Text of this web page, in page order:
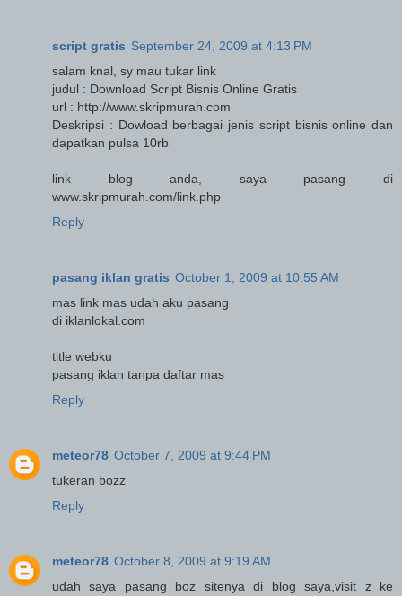
script gratis September 24, 2009 at 4:13 PM
salam knal, sy mau tukar link
judul : Download Script Bisnis Online Gratis
url : http://www.skripmurah.com
Deskripsi : Dowload berbagai jenis script bisnis online dan
dapatkan pulsa 10rb
link blog anda, saya pasang di
www.skripmurah.com/link.php
Reply
pasang iklan gratis October 1, 2009 at 10:55 AM
mas link mas udah aku pasang
di iklanlokal.com
title webku
pasang iklan tanpa daftar mas
Reply
meteor78 October 7, 2009 at 9:44 PM
tukeran bozz
Reply
meteor78 October 8, 2009 at 9:19 AM
udah saya pasang boz sitenya di blog saya,visit z ke